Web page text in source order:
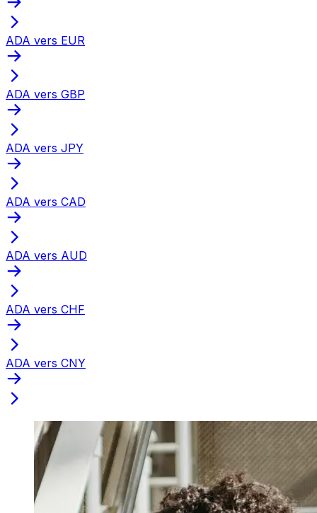
ADA vers EUR
ADA vers GBP
ADA vers JPY
ADA vers CAD
ADA vers AUD
ADA vers CHF
ADA vers CNY